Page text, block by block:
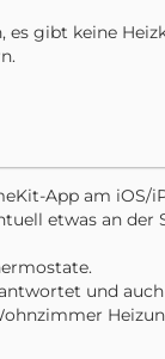
fritz-
fritz-platform/
p-
es gibt keine
App am iOS/
etwas an der
und